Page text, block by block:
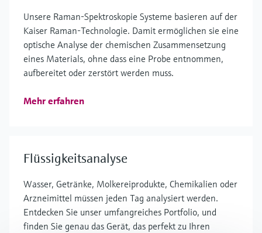
Unsere Raman-Spektroskopie Systeme basieren auf der
Kaiser Raman-Technologie. Damit ermöglichen sie eine
optische Analyse der chemischen Zusammensetzung
eines Materials, ohne dass eine Probe entnommen,
aufbereitet oder zerstört werden muss.
Mehr erfahren
Flüssigkeitsanalyse
Wasser, Getränke, Molkereiprodukte, Chemikalien oder
Arzneimittel müssen jeden Tag analysiert werden.
Entdecken Sie unser umfangreiches Portfolio, und
finden Sie genau das Gerät, das perfekt zu Ihren